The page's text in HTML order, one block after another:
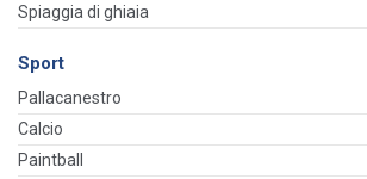
Spiaggia di ghiaia
Sport
Pallacanestro
Calcio
Paintball